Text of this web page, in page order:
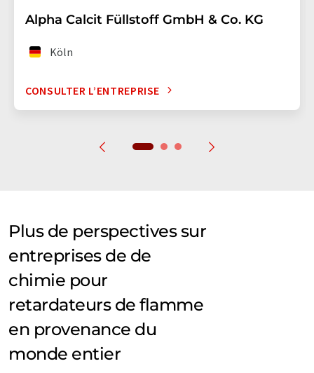
Alpha Calcit Füllstoff GmbH & Co. KG
Köln
CONSULTER L’ENTREPRISE
Plus de perspectives sur
entreprises de de
chimie pour
retardateurs de flamme
en provenance du
monde entier